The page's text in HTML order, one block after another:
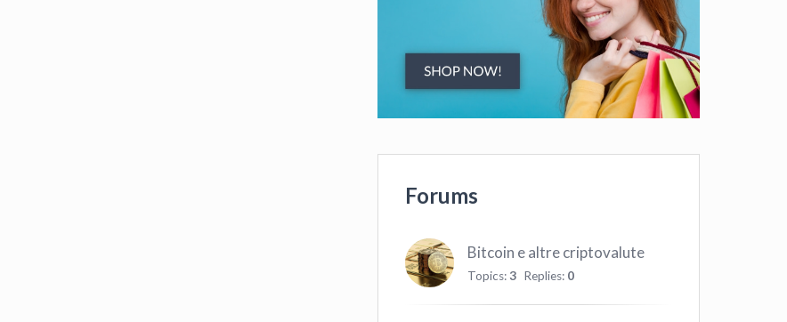
Forums
Bitcoin e altre criptovalute
Topics:3 Replies: 0